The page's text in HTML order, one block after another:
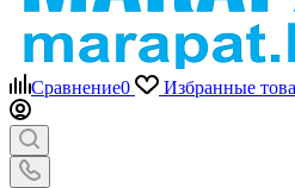
Сравнение0 Избранные